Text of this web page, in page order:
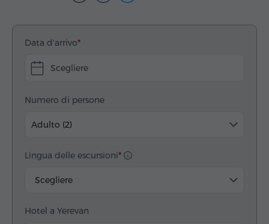
Data d'arrivo
Scegliere
Numero di persone
Adulto (2)
Lingua delle escursioni
Scegliere
Hotel a Yerevan